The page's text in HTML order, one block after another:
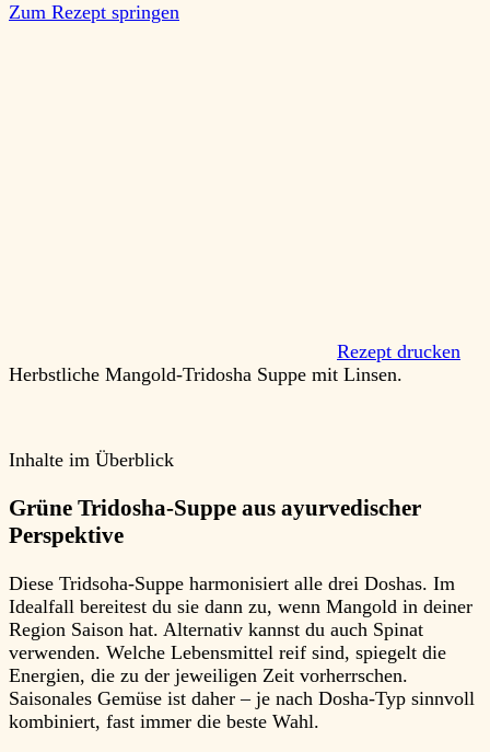
Zum Rezept springen
Rezept drucken
Herbstliche Mangold-Tridosha Suppe mit Linsen.
Inhalte im Überblick
Grüne Tridosha-Suppe aus ayurvedischer
Perspektive
Diese Tridsoha-Suppe harmonisiert alle drei Doshas. Im
Idealfall bereitest du sie dann zu, wenn Mangold in deiner
Region Saison hat. Alternativ kannst du auch Spinat
verwenden. Welche Lebensmittel reif sind, spiegelt die
Energien, die zu der jeweiligen Zeit vorherrschen.
Saisonales Gemüse ist daher – je nach Dosha-Typ sinnvoll
kombiniert, fast immer die beste Wahl.